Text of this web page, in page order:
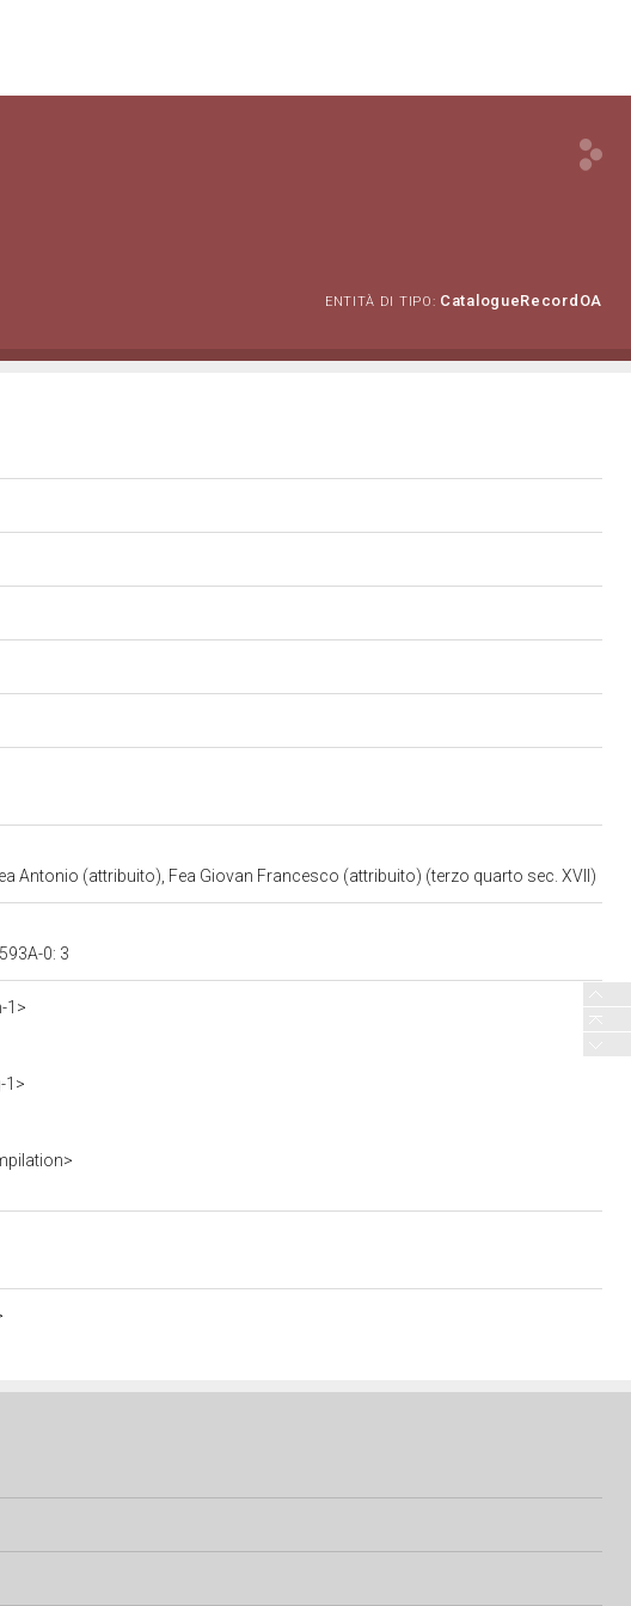
ENTITÀ DI TIPO: CatalogueRecordOA
(attribuito), Fea Giovan Francesco (attribuito) (terzo quarto sec. XVII)
0: 3
1>
1>